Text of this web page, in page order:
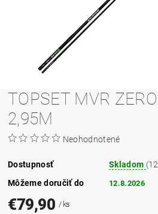
TOPSET MVR ZERO
2,95M
Neohodnotené
Dostupnosť Skladom
Môžeme doručiť do
12.8.2026
€79,90 / ks